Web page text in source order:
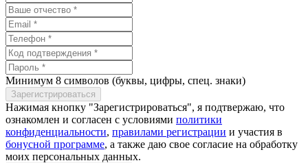
Минимум 8 символов (буквы, цифры, спец. знаки)
Нажимая кнопку "Зарегистрироваться", я подтвержаю, что
ознакомлен и согласен с условиями политики
конфиденциальности, правилами регистрации и участия в
бонусной программе, а также даю свое согласие на обработку
моих персональных данных.